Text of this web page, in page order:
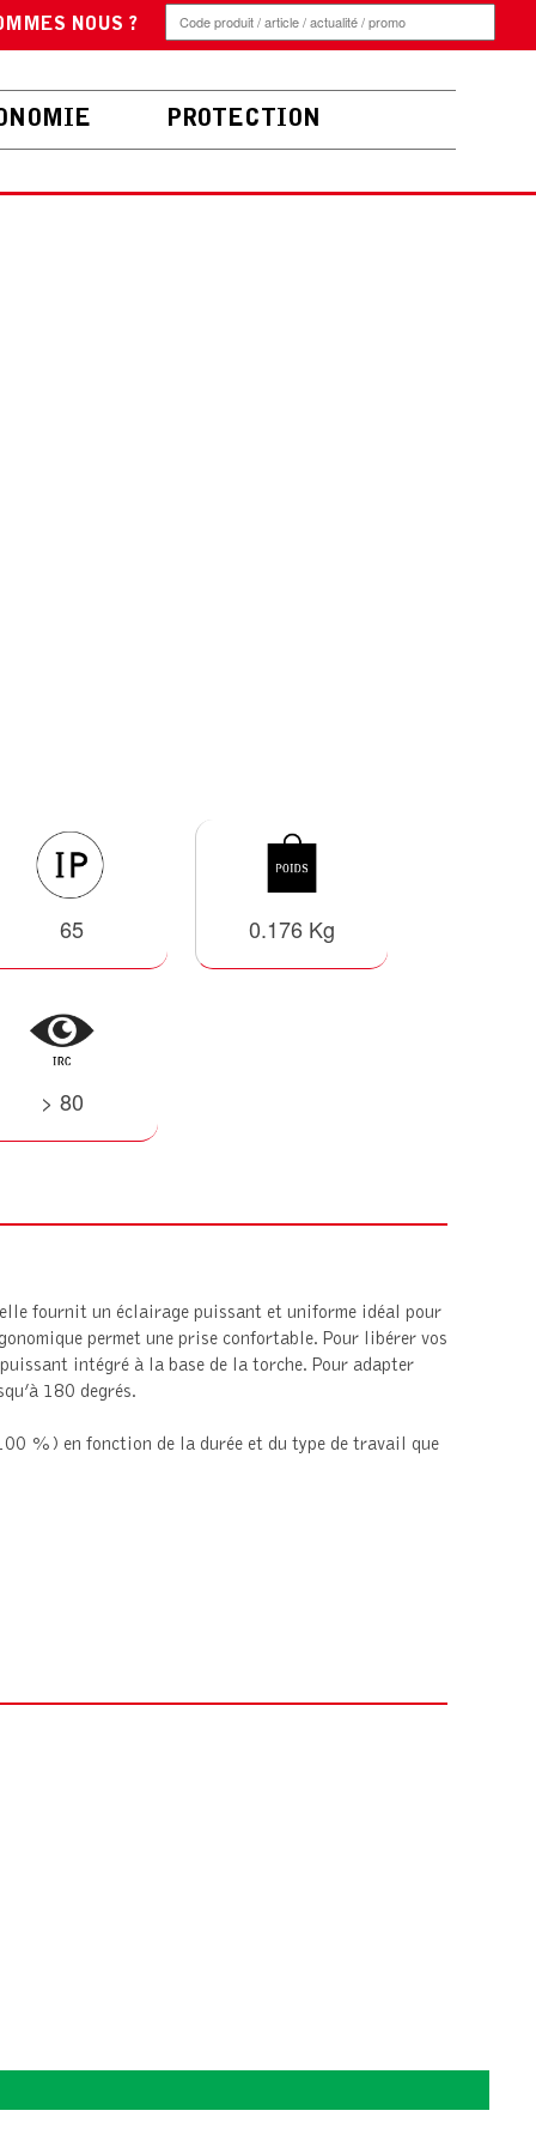
NOUS ?
PROTECTION
65 0.176 Kg
> 80
fournit un éclairage puissant et uniforme idéal pour
permet une prise confortable. Pour libérer vos
intégré à la base de la torche. Pour adapter
180 degrés.
%) en fonction de la durée et du type de travail que